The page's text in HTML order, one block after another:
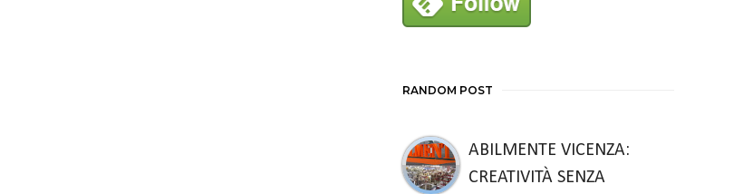
RANDOM POST
ABILMENTE VICENZA:
CREATIVITÀ SENZA